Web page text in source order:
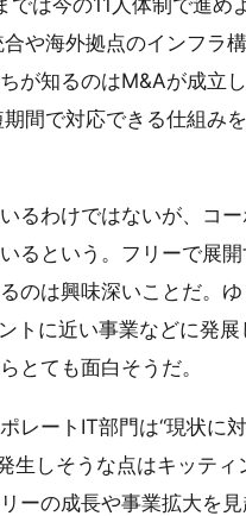
や海外拠点のインフラ
が知るのはM&Aが成立
間で対応できる仕組み
るわけではないが、コ
るという。フリーで展
のは興味深いことだ。
トに近い事業などに発
とても面白そうだ。
レートIT部門は“現状に
生しそうな点はキッテ
ーの成長や事業拡大を